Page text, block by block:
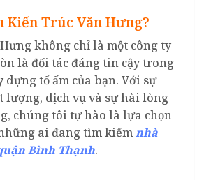
Kiến Trúc Văn Hưng?
không chỉ là một công ty
là đối tác đáng tin cậy trong
tổ ấm của bạn. Với sự
lượng, dịch vụ và sự hài lòng
chúng tôi tự hào là lựa chọn
ai đang tìm kiếmnhà
Bình Thạnh.